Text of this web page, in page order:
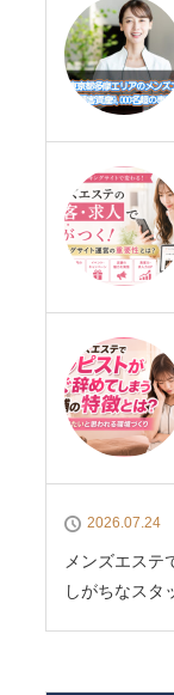
2026.07.24
メンズエステ
しがちなスタ